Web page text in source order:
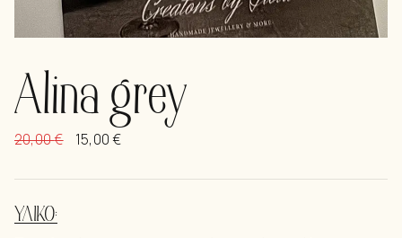
Alina grey
20,00€ 15,00€
ΥΛΙΚΌ: